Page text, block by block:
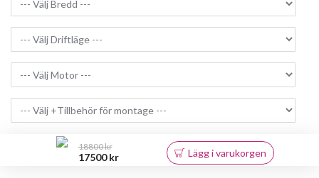
18800 kr
17500 kr Lägg i varukorgen